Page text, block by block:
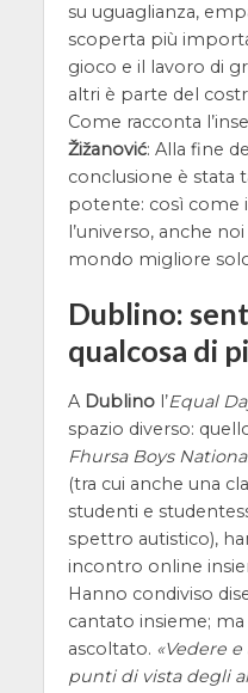
su uguaglianza,
scoperta più
gioco e il lavoro di
altri è parte del
Come racconta
Žižanović: Alla fine
conclusione è stata
potente: così come
l’universo, anche
mondo migliore
Dublino:
qualcosa di
A Dublinol’Equal
spazio diverso:
Fhursa Boys
(tra cui anche una
studenti e
spettro autistico),
incontro online
Hanno condiviso
cantato insieme;
ascoltato.
Vedere e
punti di vista degli